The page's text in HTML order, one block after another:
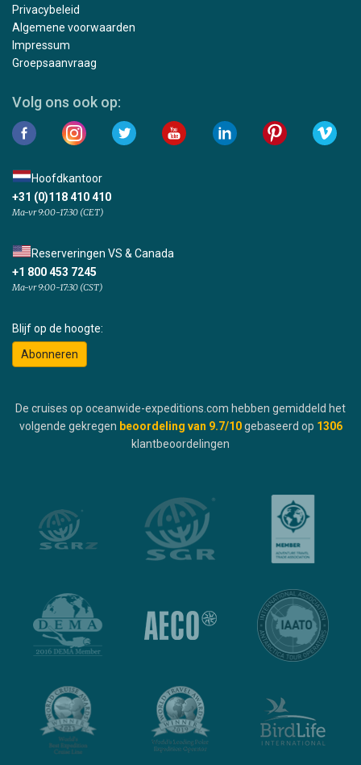
Privacybeleid
Algemene voorwaarden
Impressum
Groepsaanvraag
Volg ons ook op:
Hoofdkantoor
+31 (0)118 410 410
Ma-vr 9:00-17:30 (CET)
Reserveringen VS & Canada
+1 800 453 7245
Ma-vr 9:00-17:30 (CST)
Blijf op de hoogte:
Abonneren
De cruises op oceanwide-expeditions.com hebben gemiddeld het
volgende gekregen beoordeling van 9.7/10 gebaseerd op 1306
klantbeoordelingen